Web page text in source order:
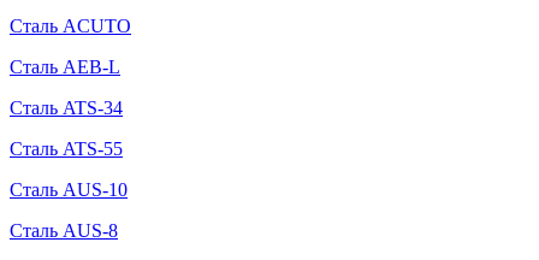
Сталь ACUTO
Сталь AEB-L
Сталь ATS-34
Сталь ATS-55
Сталь AUS-10
Сталь AUS-8